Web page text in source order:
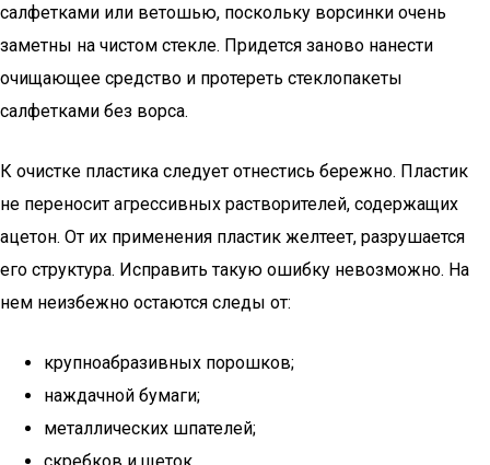
салфетками или ветошью, поскольку ворсинки очень
заметны на чистом стекле. Придется заново нанести
очищающее средство и протереть стеклопакеты
салфетками без ворса.
К очистке пластика следует отнестись бережно. Пластик
не переносит агрессивных растворителей, содержащих
ацетон. От их применения пластик желтеет, разрушается
его структура. Исправить такую ошибку невозможно. На
нем неизбежно остаются следы от:
крупноабразивных порошков;
наждачной бумаги;
металлических шпателей;